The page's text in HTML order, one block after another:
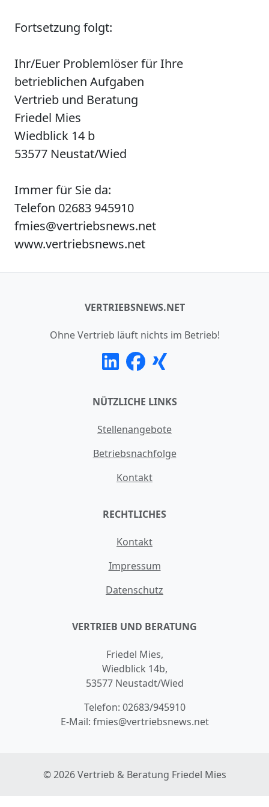
Fortsetzung folgt:
Ihr/Euer Problemlöser für Ihre
betrieblichen Aufgaben
Vertrieb und Beratung
Friedel Mies
Wiedblick 14 b
53577 Neustat/Wied
Immer für Sie da:
Telefon 02683 945910
fmies@vertriebsnews.net
www.vertriebsnews.net
VERTRIEBSNEWS.NET
Ohne Vertrieb läuft nichts im Betrieb!
NÜTZLICHE LINKS
Stellenangebote
Betriebsnachfolge
Kontakt
RECHTLICHES
Kontakt
Impressum
Datenschutz
VERTRIEB UND BERATUNG
Friedel Mies,
Wiedblick 14b,
53577 Neustadt/Wied
Telefon: 02683/945910
E-Mail: fmies@vertriebsnews.net
© 2026 Vertrieb & Beratung Friedel Mies